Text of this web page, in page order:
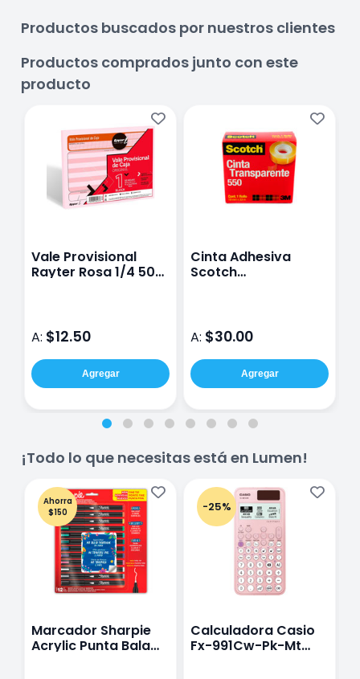
Productos buscados por nuestros clientes
Productos comprados junto con este
producto
Vale Provisional
Rayter Rosa 1/4 50
A: $12.50
Agregar
Cinta Adhesiva
Scotch
A: $30.00
Agregar
¡Todo lo que necesitas está en Lumen!
Ahorra
$150
Marcador Sharpie
Acrylic Punta Bala
-25%
Calculadora Casio
Fx-991Cw-Pk-Mt